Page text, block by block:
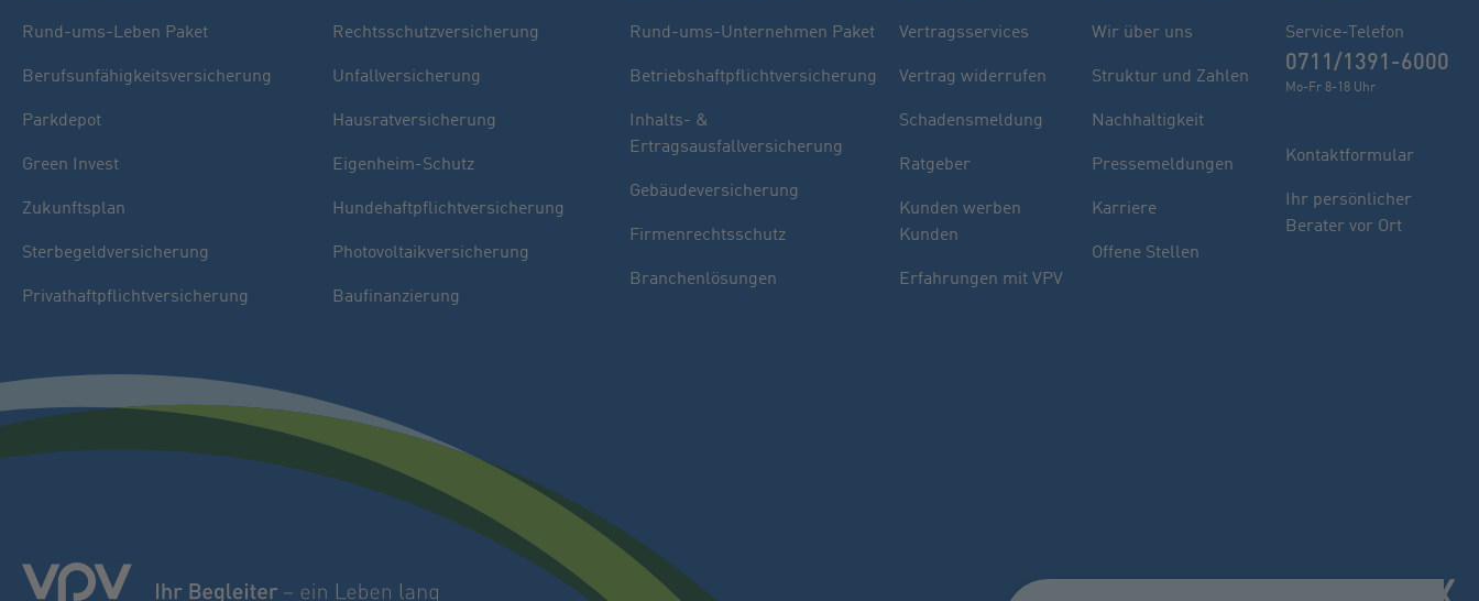
Finden Sie Ihren Berater
Sie haben noch Fragen oder möchten sich
indivuell beraten lassen.
Rund-ums-Leben Paket
Berufsunfähigkeitsversicherung
Parkdepot
Green Invest
Zukunftsplan
Sterbegeldversicherung
Privathaftpflichtversicherung
Rechtsschutzversicherung
Unfallversicherung
Hausratversicherung
Eigenheim-Schutz
Hundehaftpflichtversicherung
Photovoltaikversicherung
Baufinanzierung
Rund-ums-Unternehmen Paket
Betriebshaftpflichtversicherung
Inhalts- &
Ertragsausfallversicherung
Gebäudeversicherung
Firmenrechtsschutz
Branchenlösungen
Vertragsservices
Vertrag widerrufen
Schadensmeldung
Ratgeber
Kunden werben
Kunden
Erfahrungen mit VPV
Wir über uns
Struktur und Zahlen
Nachhaltigkeit
Pressemeldungen
Karriere
Offene Stellen
Service-Telefon
0711/1391-6000
Mo-Fr 8-18 Uhr
Kontaktformular
Ihr persönlicher
Berater vor Ort